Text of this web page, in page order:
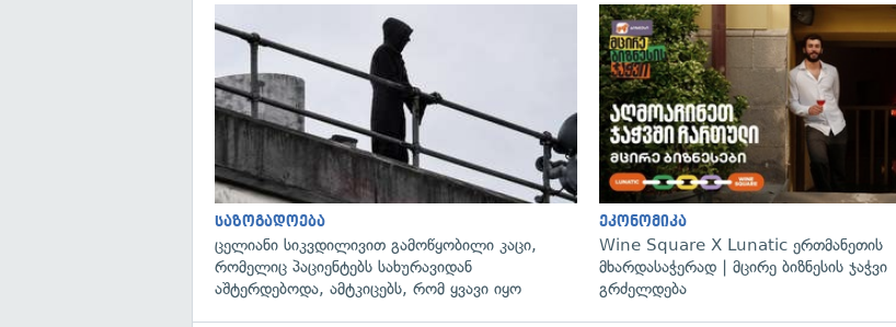
გადახედვა
საზოგადოება
ცელიანი სიკვდილივით გამოწყობილი კაცი,
რომელიც პაციენტებს სახურავიდან
აშტერდებოდა, ამტკიცებს, რომ ყვავი იყო
ეკონომიკა
Wine Square X Lunatic ერთმანეთის
მხარდასაჭერად | მცირე ბიზნესის ჯაჭვი
გრძელდება